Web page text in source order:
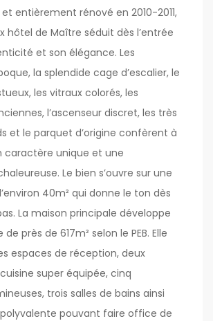
et entièrement rénové en 2010-2011,
hôtel de Maître séduit dès l’entrée
et son élégance. Les
la splendide cage d’escalier, le
les vitraux colorés, les
l’ascenseur discret, les très
et le parquet d’origine confèrent à
caractère unique et une
Le bien s’ouvre sur une
40m² qui donne le ton dès
La maison principale développe
près de 617m² selon le PEB. Elle
espaces de réception, deux
super équipée, cinq
trois salles de bains ainsi
pouvant faire office de